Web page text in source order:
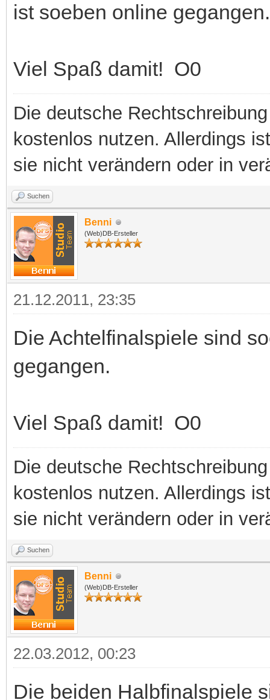
ist soeben online gegangen.
Viel Spaß damit! O0
Die deutsche
kostenlos nutzen. Allerdings
sie nicht verändern oder in
Suchen
Benni
(Web)DB-Ersteller
21.12.2011, 23:35
Die Achtelfinalspiele sind
gegangen.
Viel Spaß damit! O0
Die deutsche
kostenlos nutzen. Allerdings
sie nicht verändern oder in
Suchen
Benni
(Web)DB-Ersteller
22.03.2012, 00:23
Die beiden Halbfinalspiele